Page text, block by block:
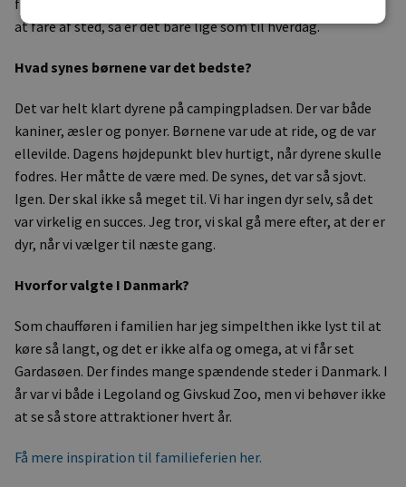
fra tidlig morgen til sen aften. Vi skal jo ikke bruge ferien på
at fare af sted, så er det bare lige som til hverdag.
Hvad synes børnene var det bedste?
Det var helt klart dyrene på campingpladsen. Der var både
kaniner, æsler og ponyer. Børnene var ude at ride, og de var
ellevilde. Dagens højdepunkt blev hurtigt, når dyrene skulle
fodres. Her måtte de være med. De synes, det var så sjovt.
Igen. Der skal ikke så meget til. Vi har ingen dyr selv, så det
var virkelig en succes. Jeg tror, vi skal gå mere efter, at der er
dyr, når vi vælger til næste gang.
Hvorfor valgte I Danmark?
Som chaufføren i familien har jeg simpelthen ikke lyst til at
køre så langt, og det er ikke alfa og omega, at vi får set
Gardasøen. Der findes mange spændende steder i Danmark. I
år var vi både i Legoland og Givskud Zoo, men vi behøver ikke
at se så store attraktioner hvert år.
Få mere inspiration til familieferien her.